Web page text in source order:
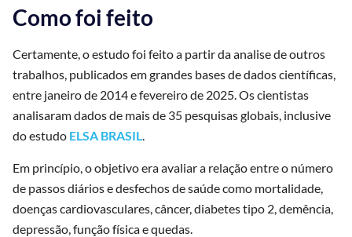
Como foi feito
Certamente, o estudo foi feito a partir da analise de outros
trabalhos, publicados em grandes bases de dados científicas,
entre janeiro de 2014 e fevereiro de 2025. Os cientistas
analisaram dados de mais de 35 pesquisas globais, inclusive
do estudo ELSA BRASIL.
Em princípio, o objetivo era avaliar a relação entre o número
de passos diários e desfechos de saúde como mortalidade,
doenças cardiovasculares, câncer, diabetes tipo 2, demência,
depressão, função física e quedas.